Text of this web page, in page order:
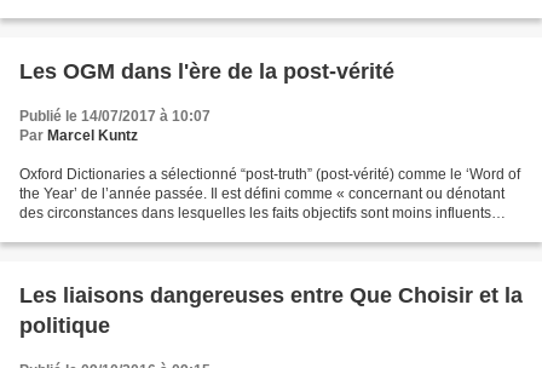
Les OGM dans l'ère de la post-vérité
Publié le 14/07/2017 à 10:07
Par Marcel Kuntz
Oxford Dictionaries a sélectionné “post-truth” (post-vérité) comme le ‘Word of
the Year’ de l’année passée. Il est défini comme « concernant ou dénotant
des circonstances dans lesquelles les faits objectifs sont moins influents
Les liaisons dangereuses entre Que Choisir et la
politique